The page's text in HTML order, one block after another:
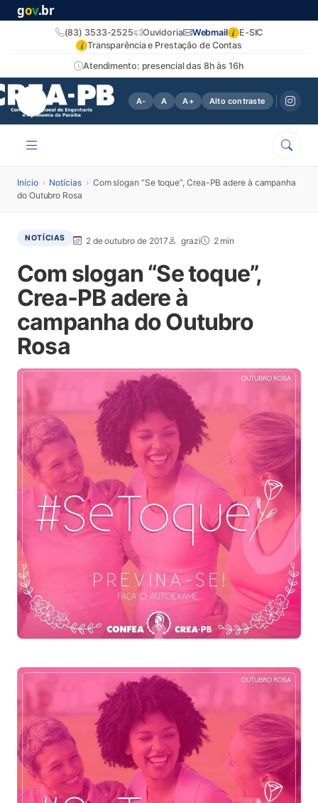
gov.br
Atendimento: presencial das 8h às 16h
(83) 3533-2525 Ouvidoria Webmail i E-SIC
i Transparência e Prestação de Contas
A- A A+ Alto contraste
Início › Notícias › Com slogan “Se toque”, Crea-PB adere à campanha
do Outubro Rosa
NOTÍCIAS 2 de outubro de 2017 grazi 2 min
Com slogan “Se toque”,
Crea-PB adere à
campanha do Outubro
Rosa